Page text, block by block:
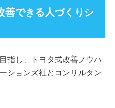
善できる人づくりシ
指し、トヨタ式改善ノウハ
ションズ社とコンサルタン